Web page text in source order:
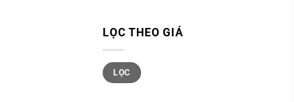
LỌC THEO GIÁ
Giá
tối
thiểu
Giá
tối
đa
LỌC